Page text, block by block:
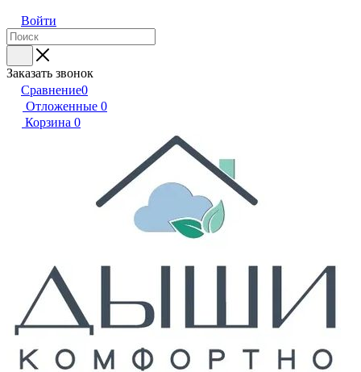
Войти
Заказать звонок
Сравнение0
Отложенные 0
Корзина 0